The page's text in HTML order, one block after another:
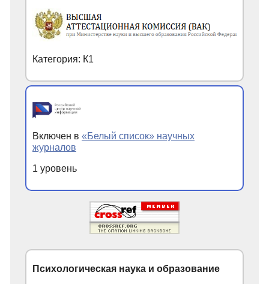
Категория: К1
Включен в «Белый список» научных
журналов
1 уровень
Психологическая наука и образование